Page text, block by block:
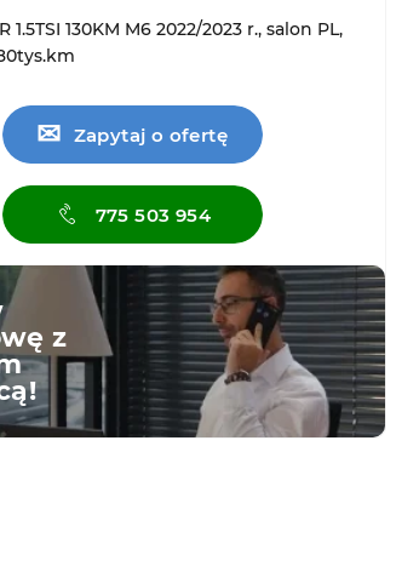
1.5TSI 130KM M6 2022/2023 r., salon PL,
✉ Zapytaj o ofertę
775 503 954
z